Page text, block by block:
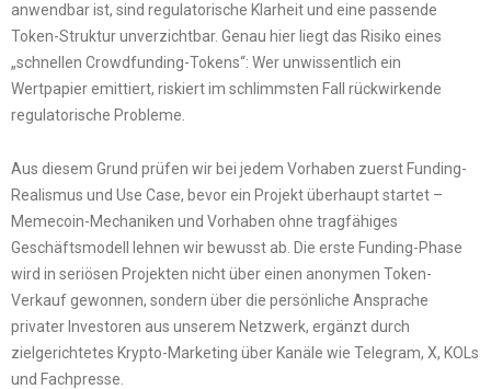
anwendbar ist, sind regulatorische Klarheit und eine passende
Token-Struktur unverzichtbar. Genau hier liegt das Risiko eines
„schnellen Crowdfunding-Tokens“: Wer unwissentlich ein
Wertpapier emittiert, riskiert im schlimmsten Fall rückwirkende
regulatorische Probleme.
Aus diesem Grund prüfen wir bei jedem Vorhaben zuerst Funding-
Realismus und Use Case, bevor ein Projekt überhaupt startet –
Memecoin-Mechaniken und Vorhaben ohne tragfähiges
Geschäftsmodell lehnen wir bewusst ab. Die erste Funding-Phase
wird in seriösen Projekten nicht über einen anonymen Token-
Verkauf gewonnen, sondern über die persönliche Ansprache
privater Investoren aus unserem Netzwerk, ergänzt durch
zielgerichtetes Krypto-Marketing über Kanäle wie Telegram, X, KOLs
und Fachpresse.